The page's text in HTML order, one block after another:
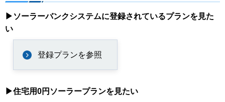
▶ソーラーバンクシステムに登録されているプランを見た
い
登録プランを参照
▶住宅用0円ソーラープランを見たい